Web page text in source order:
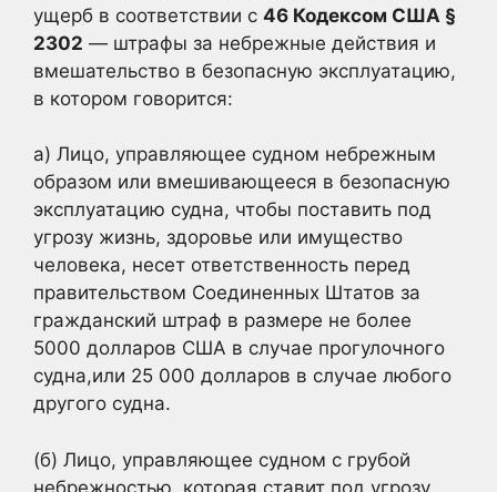
ущерб в соответствии с 46 Кодексом США §
2302 — штрафы за небрежные действия и
вмешательство в безопасную эксплуатацию,
в котором говорится:
a) Лицо, управляющее судном небрежным
образом или вмешивающееся в безопасную
эксплуатацию судна, чтобы поставить под
угрозу жизнь, здоровье или имущество
человека, несет ответственность перед
правительством Соединенных Штатов за
гражданский штраф в размере не более
5000 долларов США в случае прогулочного
судна,или 25 000 долларов в случае любого
другого судна.
(б) Лицо, управляющее судном с грубой
небрежностью, которая ставит под угрозу